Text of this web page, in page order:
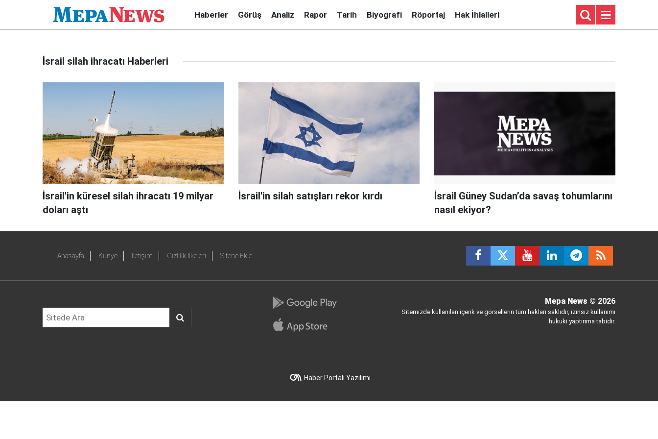
Haberler Görüş Analiz Rapor Tarih Biyografi Röportaj Hak İhlalleri
İsrail silah ihracatı Haberleri
İsrail'in küresel silah ihracatı 19 milyar
doları aştı
İsrail'in silah satışları rekor kırdı
​​​​​​​İsrail Güney Sudan’da savaş tohumlarını
nasıl ekiyor?
Anasayfa Künye İletişim Gizlilik İlkeleri Sitene Ekle
Mepa News © 2026
Sitemizde kullanılan içerik ve görsellerin tüm hakları saklıdır, izinsiz kullanımı
hukuki yaptırıma tabidir.
Haber Portalı Yazılımı